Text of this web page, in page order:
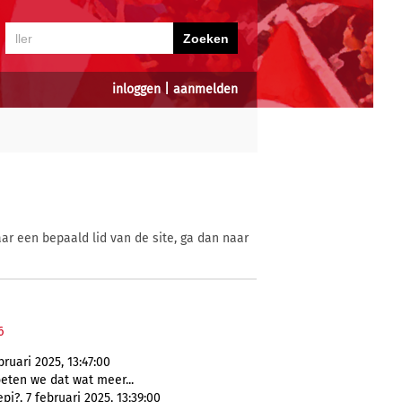
inloggen| aanmelden
een bepaald lid van de site, ga dan naar
2025, 13:47:00
we dat wat meer...
7 februari 2025, 13:39:00